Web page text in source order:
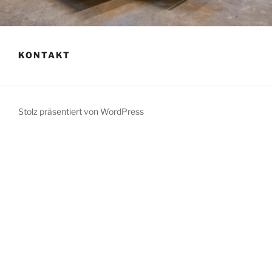
KONTAKT
Stolz präsentiert von WordPress